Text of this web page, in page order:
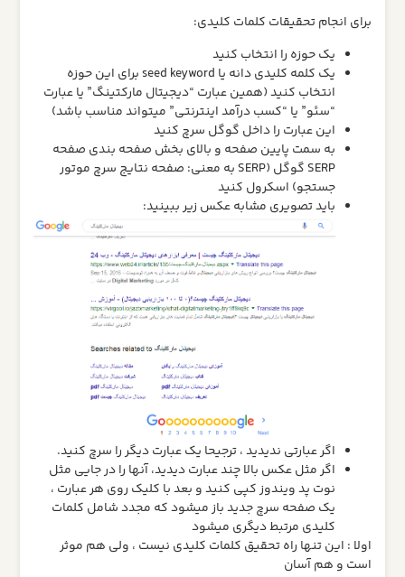
برای انجام تحقیقات کلمات کلیدی:
یک حوزه را انتخاب کنید
یک کلمه کلیدی دانه یا seed keyword برای این حوزه
انتخاب کنید (همین عبارت “دیجیتال مارکتینگ” یا عبارت
“سئو” یا “کسب درآمد اینترنتی” میتواند مناسب باشد)
این عبارت را داخل گوگل سرچ کنید
به سمت پایین صفحه و بالای بخش صفحه بندی صفحه
SERP گوگل (SERP به معنی: صفحه نتایج سرچ موتور
جستجو) اسکرول کنید
باید تصویری مشابه عکس زیر ببینید:
اگر عبارتی ندیدید ، ترجیحا یک عبارت دیگر را سرچ کنید.
اگر مثل عکس بالا چند عبارت دیدید، آنها را در جایی مثل
نوت پد ویندوز کپی کنید و بعد با کلیک روی هر عبارت ،
یک صفحه سرچ جدید باز میشود که مجدد شامل کلمات
کلیدی مرتبط دیگری میشود
اولا : این تنها راه تحقیق کلمات کلیدی نیست ، ولی هم موثر
است و هم آسان